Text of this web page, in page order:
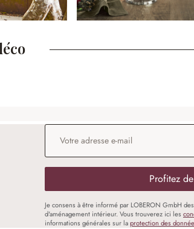
Adresse e-mail
Profitez
Je consens à être informé par LOBERON GmbH
d'aménagement intérieur. Vous trouverez ici les
informations générales sur laprotection des